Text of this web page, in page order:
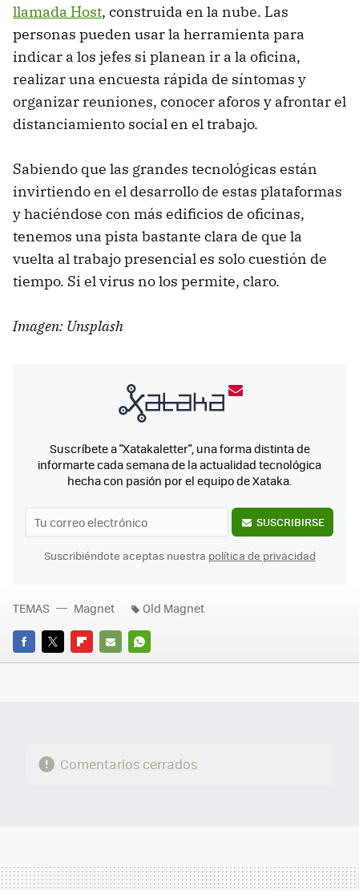
llamada Host, construida en la nube. Las
personas pueden usar la herramienta para
indicar a los jefes si planean ir a la oficina,
realizar una encuesta rápida de síntomas y
organizar reuniones, conocer aforos y afrontar el
distanciamiento social en el trabajo.
Sabiendo que las grandes tecnológicas están
invirtiendo en el desarrollo de estas plataformas
y haciéndose con más edificios de oficinas,
tenemos una pista bastante clara de que la
vuelta al trabajo presencial es solo cuestión de
tiempo. Si el virus no los permite, claro.
Imagen: Unsplash
Suscríbete a "Xatakaletter", una forma distinta de
informarte cada semana de la actualidad tecnológica
hecha con pasión por el equipo de Xataka.
SUSCRIBIRSE
Suscribiéndote aceptas nuestra política de privacidad
FACEBOOK
TWITTERFLIPBOARD
E-
WHATSAPP
TEMAS Magnet Old Magnet
Comentarios cerrados